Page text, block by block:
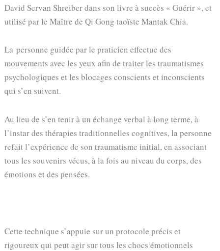
David Servan Shreiber dans son livre à succès « Guérir », et
utilisé par le Maître de Qi Gong taoïste Mantak Chia.
La personne guidée par le praticien effectue des
mouvements avec les yeux afin de traiter les traumatismes
psychologiques et les blocages conscients et inconscients
qui s’en suivent.
Au lieu de s’en tenir à un échange verbal à long terme, à
l’instar des thérapies traditionnelles cognitives, la personne
refait l’expérience de son traumatisme initial, en associant
tous les souvenirs vécus, à la fois au niveau du corps, des
émotions et des pensées.
Cette technique s’appuie sur un protocole précis et
rigoureux qui peut agir sur tous les chocs émotionnels